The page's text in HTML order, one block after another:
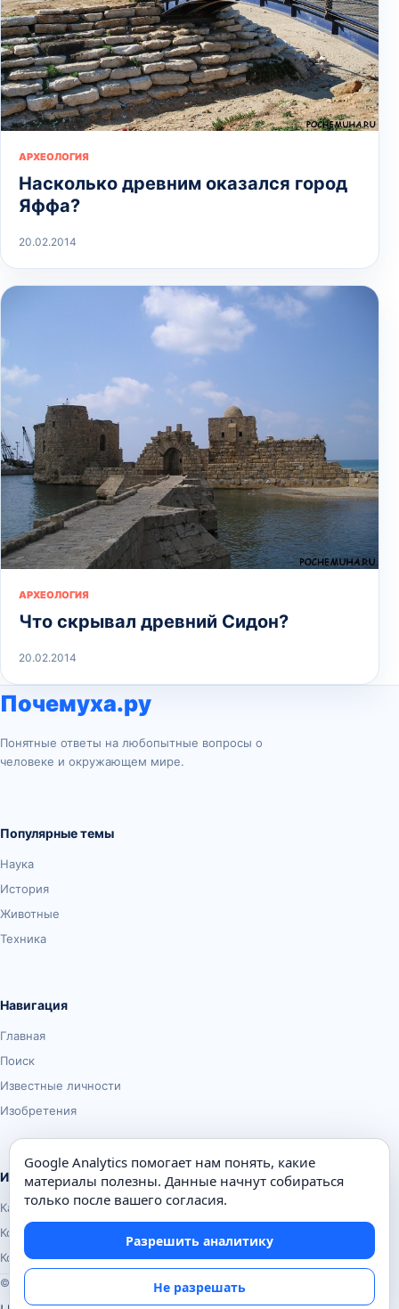
АРХЕОЛОГИЯ
Насколько древним оказался город
Яффа?
20.02.2014
АРХЕОЛОГИЯ
Что скрывал древний Сидон?
20.02.2014
Почемуха.ру
Понятные ответы на любопытные вопросы о
человеке и окружающем мире.
Популярные темы
Наука
История
Животные
Техника
Навигация
Главная
Поиск
Известные личности
Изобретения
Информация
Карта сайта
Контакты
Конфиденциальность
© Почемуха.ру, 2010–2026
Google Analytics помогает нам понять, какие
материалы полезны. Данные начнут собираться
только после вашего согласия.
Разрешить аналитику
Не разрешать